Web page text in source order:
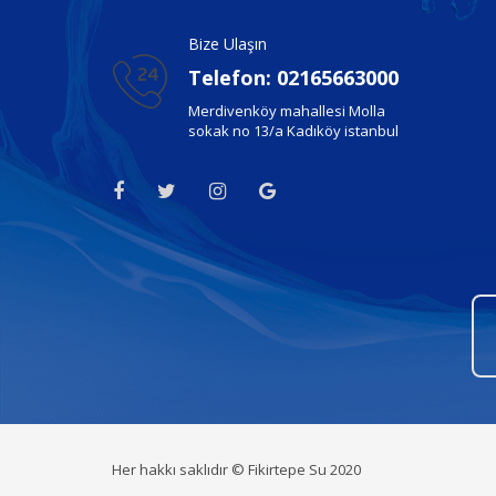
Bize Ulaşın
Telefon: 02165663000
Merdivenköy mahallesi Molla
sokak no 13/a Kadıköy istanbul
Her hakkı saklıdır © Fikirtepe Su 2020